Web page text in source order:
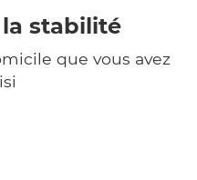
stabilité
que vous avez